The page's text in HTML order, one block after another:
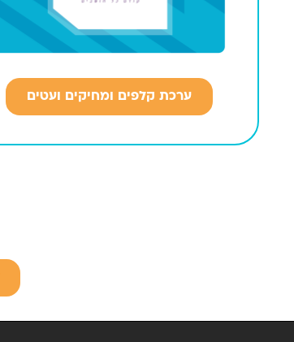
ערכת קלפים ומחיקים ועטים